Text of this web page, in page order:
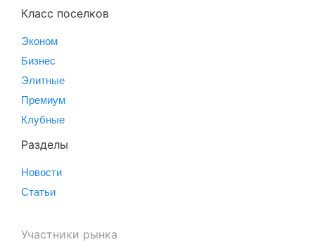
Класс поселков
Эконом
Бизнес
Элитные
Премиум
Клубные
Разделы
Новости
Статьи
Участники рынка